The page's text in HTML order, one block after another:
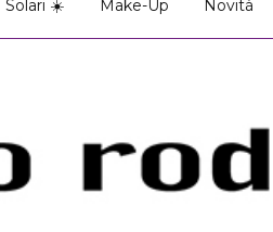
Solari ☀️ Make-Up Novità